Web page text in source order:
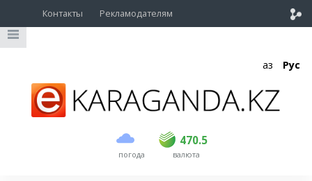
Контакты Рекламодателям
Қаз Рус
погода
470.5
USD 468.5 470.5
EUR валюта